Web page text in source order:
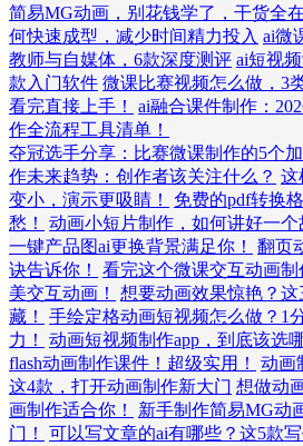
简易MG动画，别花钱学了，干货全
何快速成型，减少时间精力投入 ai微
教师与自媒体，6款深度测评 ai短视
款入门软件 微课比赛视频怎么做，3
看完直接上手！
ai融合课件制作：
作全流程工具清单！
夺冠选手分享：比赛微课制作的5个
作未来趋势：创作者该关注什么？ 这
变小，演示更吸睛！
免费的pdf转换
愁！
动画小短片制作，如何讲好一个
一键产品图ai更换背景满足你！
翻页
诀告诉你！
看完这个微课交互动画
美交互动画！
想要动画效果惊艳？
藏！
手绘定格动画短视频怎么做？1
力！
动画短视频制作app，到底该选
flash动画制作课件！超级实用！
动画
这4款，打开动画制作新大门 想做动
画制作适合你！
新手制作简易MG动
门！
可以写文章的ai有哪些？这5款